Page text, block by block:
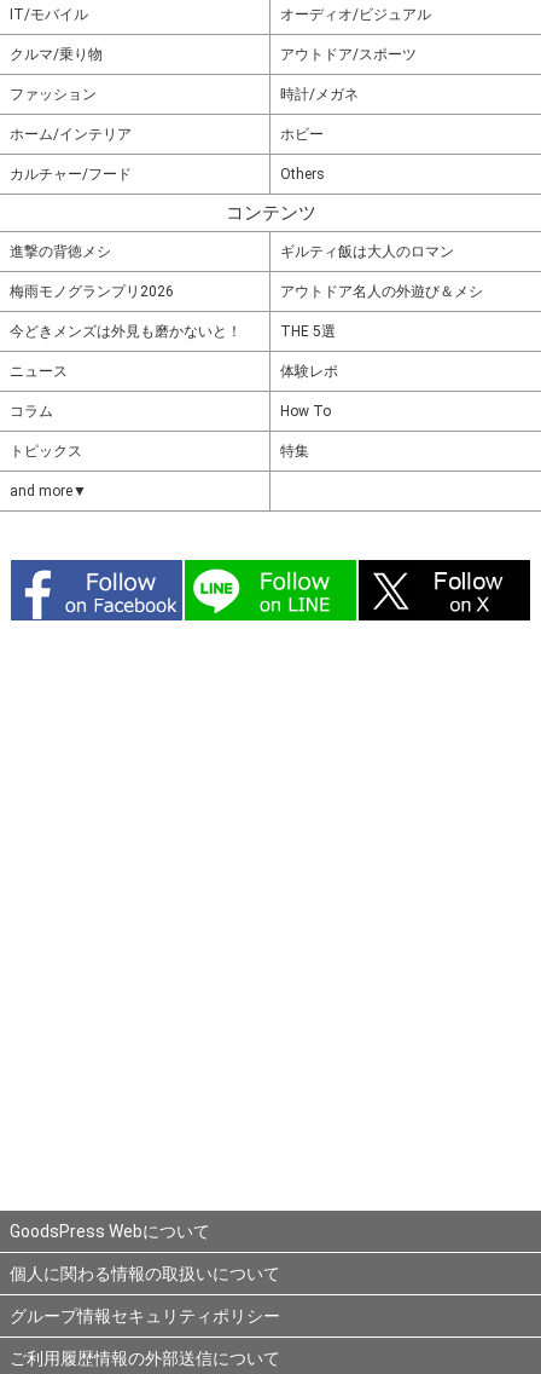
IT/モバイル オーディオ/ビジュアル
クルマ/乗り物 アウトドア/スポーツ
ファッション 時計/メガネ
ホーム/インテリア ホビー
カルチャー/フード Others
コンテンツ
進撃の背徳メシ ギルティ飯は大人のロマン
梅雨モノグランプリ2026 アウトドア名人の外遊び＆メシ
今どきメンズは外見も磨かないと！ THE 5選
ニュース 体験レポ
コラム How To
トピックス 特集
and more▼
GoodsPress Webについて
個人に関わる情報の取扱いについて
グループ情報セキュリティポリシー
ご利用履歴情報の外部送信について